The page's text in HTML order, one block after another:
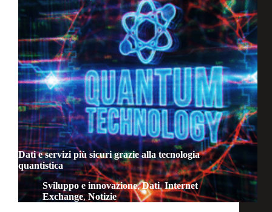
Dati e servizi più sicuri grazie alla tecnologia
quantistica
Sviluppo e innovazione,Dati,Internet
Exchange,Notizie